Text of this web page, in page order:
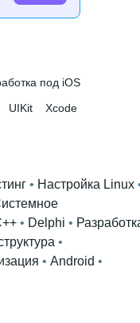
под iOS
UIKit
Xcode
• Настройка Linux
• Delphi •
• Android